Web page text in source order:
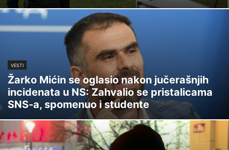
VESTI
Žarko Mićin se oglasio nakon jučerašnjih
incidenata u NS: Zahvalio se pristalicama
SNS-a, spomenuo i studente